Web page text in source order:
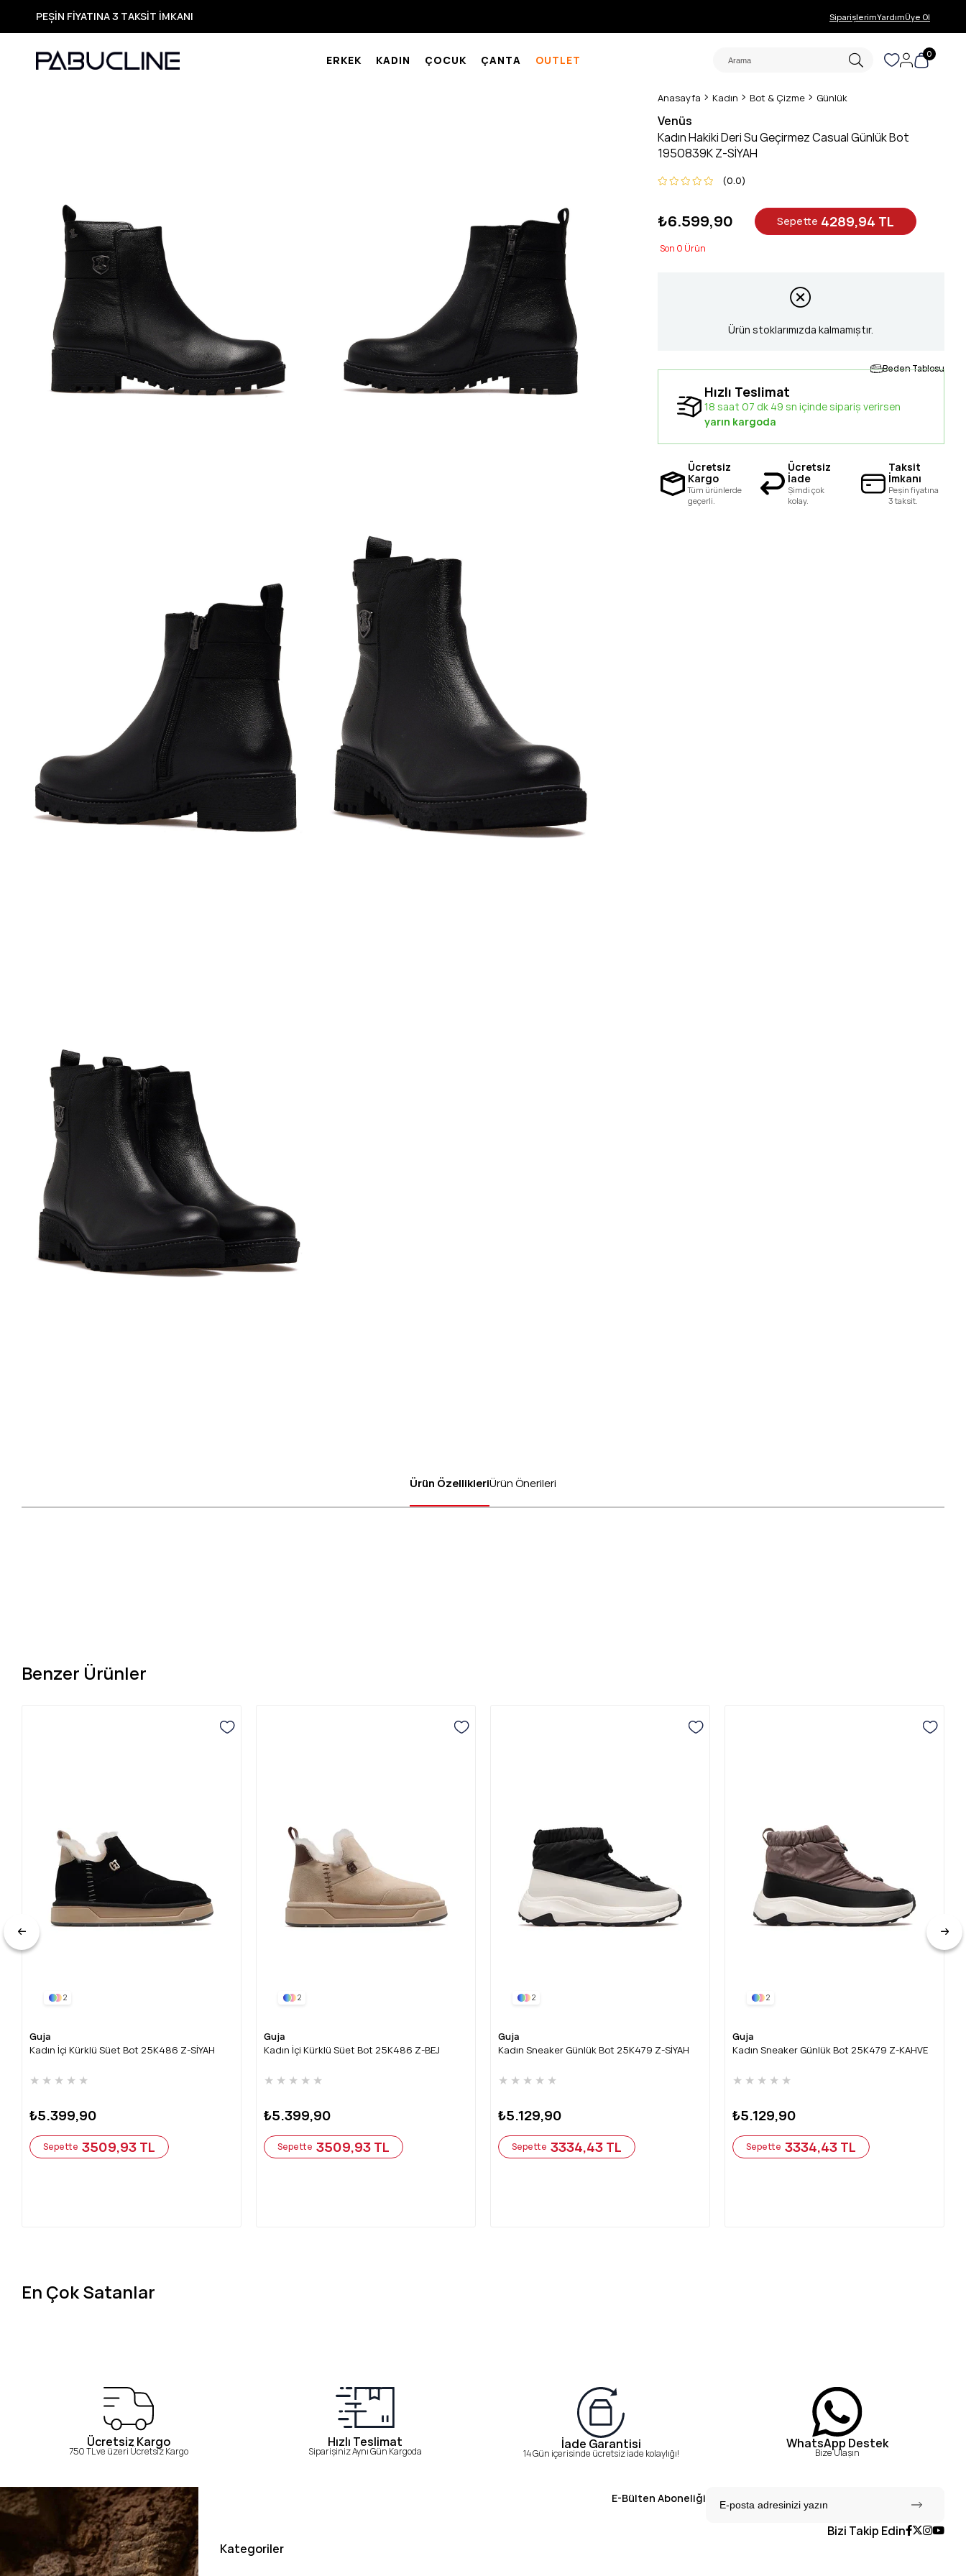
TÜM ÜRÜNLERDE ÜCRETSİZ KARGO
Yeni Sezon Ürünlerde Özel Fırsatlar
Seçili Ürünlerde Hızlı Teslimat
SiparişlerimYardımÜye Ol
ERKEK KADIN ÇOCUK ÇANTA OUTLET 0
Anasayfa Kadın Bot & Çizme Günlük
Venüs
Kadın Hakiki Deri Su Geçirmez Casual Günlük Bot
1950839K Z-SİYAH
0.0
₺6.599,90 Sepette 4289,94 TL
0
Ürün stoklarımızda kalmamıştır.
Beden Tablosu
Hızlı Teslimat
18 saat 07 dk 48 sn içinde sipariş verirsen
yarın kargoda
Ücretsiz
Kargo
Tüm ürünlerde
geçerli.
Ücretsiz
İade
Şimdi çok
kolay.
Taksit
İmkanı
Peşin fiyatına
3 taksit.
Ürün ÖzellikleriÜrün Önerileri
Benzer Ürünler
2
Guja
Kadın İçi Kürklü Süet Bot 25K486 Z-SİYAH
★ ★ ★ ★ ★
₺5.399,90
Sepette 3509,93 TL
2
Guja
Kadın İçi Kürklü Süet Bot 25K486 Z-BEJ
★ ★ ★ ★ ★
₺5.399,90
Sepette 3509,93 TL
2
Guja
Kadın Sneaker Günlük Bot 25K479 Z-SİYAH
★ ★ ★ ★ ★
₺5.129,90
Sepette 3334,43 TL
2
Guja
Kadın Sneaker Günlük Bot 25K479 Z-KAHVE
★ ★ ★ ★ ★
₺5.129,90
Sepette 3334,43 TL
En Çok Satanlar
Ücretsiz Kargo
750 TL ve üzeri Ücretsiz Kargo
Hızlı Teslimat
Siparişiniz Aynı Gün Kargoda İade Garantisi
14 Gün içerisinde ücretsiz iade kolaylığı!
WhatsApp Destek
Bize Ulaşın
E-Bülten Aboneliği
Bizi Takip Edin
Kategoriler